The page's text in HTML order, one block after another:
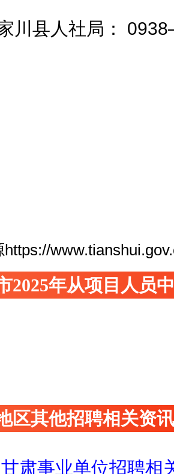
县人社局：
2025年从项目人员
区其他招聘相关资
甘肃事业单位招聘相